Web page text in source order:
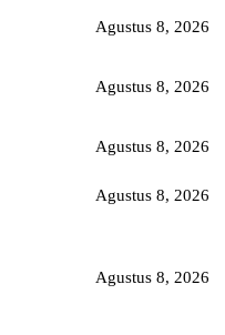
Agustus 8, 2026
Agustus 8, 2026
Agustus 8, 2026
Agustus 8, 2026
Agustus 8, 2026